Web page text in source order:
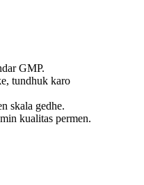
GMP.
tundhuk karo
skala gedhe.
kualitas permen.